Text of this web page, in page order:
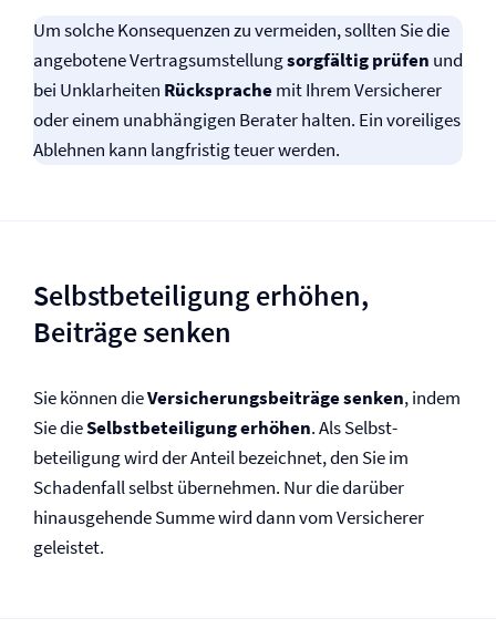
Um solche Konsequenzen zu vermeiden, sollten Sie die
angebotene Vertragsumstellungsorgfältig prüfen und
bei Unklarheiten Rücksprachemit Ihrem Versicherer
oder einem unabhängigen Berater halten. Ein voreiliges
Ablehnen kann langfristig teuer werden.
Selbst­beteiligung erhöhen,
Beiträge senken
Sie können dieVersicherungsbeiträge senken, indem
Sie dieSelbst­beteiligung erhöhen. Als Selbst­
beteiligung wird der Anteil bezeichnet, den Sie im
Schadenfall selbst übernehmen. Nur die darüber
hinausgehende Summe wird dann vom Versicherer
geleistet.